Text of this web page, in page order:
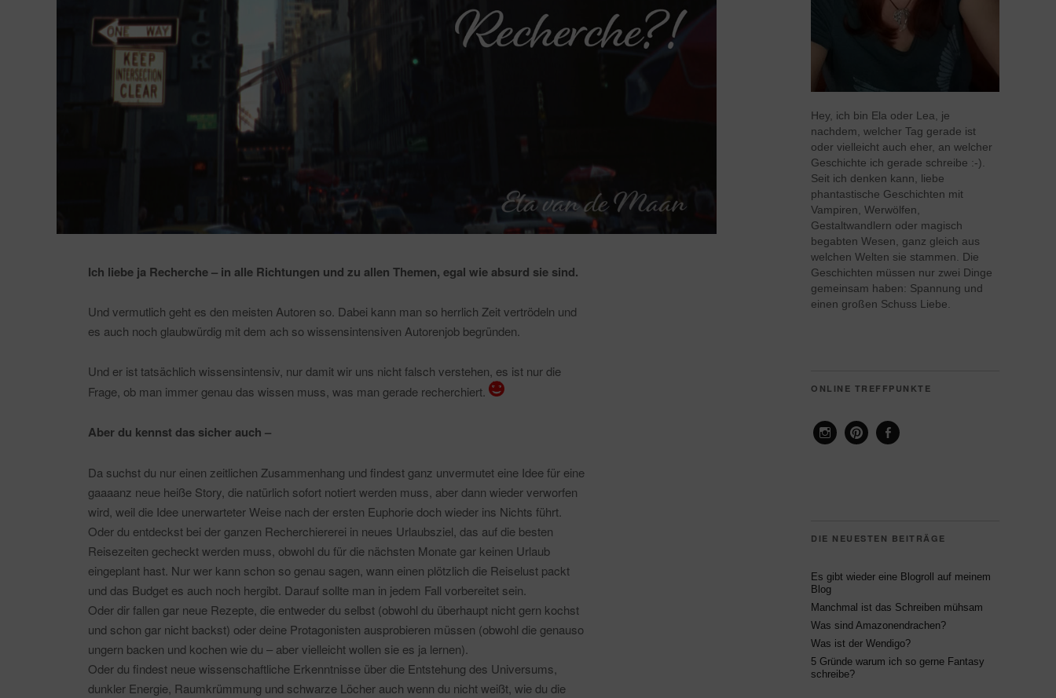
Ich liebe ja Recherche – in alle Richtungen und zu allen Themen, egal wie absurd sie sind.
Und vermutlich geht es den meisten Autoren so. Dabei kann man so herrlich Zeit vertrödeln und
es auch noch glaubwürdig mit dem ach so wissensintensiven Autorenjob begründen.
Und er ist tatsächlich wissensintensiv, nur damit wir uns nicht falsch verstehen, es ist nur die
Frage, ob man immer genau das wissen muss, was man gerade recherchiert.
Aber du kennst das sicher auch –
Da suchst du nur einen zeitlichen Zusammenhang und findest ganz unvermutet eine Idee für eine
gaaaanz neue heiße Story, die natürlich sofort notiert werden muss, aber dann wieder verworfen
wird, weil die Idee unerwarteter Weise nach der ersten Euphorie doch wieder ins Nichts führt.
Oder du entdeckst bei der ganzen Recherchiererei in neues Urlaubsziel, das auf die besten
Reisezeiten gecheckt werden muss, obwohl du für die nächsten Monate gar keinen Urlaub
eingeplant hast. Nur wer kann schon so genau sagen, wann einen plötzlich die Reiselust packt
und das Budget es auch noch hergibt. Darauf sollte man in jedem Fall vorbereitet sein.
Oder dir fallen gar neue Rezepte, die entweder du selbst (obwohl du überhaupt nicht gern kochst
und schon gar nicht backst) oder deine Protagonisten ausprobieren müssen (obwohl die genauso
ungern backen und kochen wie du – aber vielleicht wollen sie es ja lernen).
Oder du findest neue wissenschaftliche Erkenntnisse über die Entstehung des Universums,
dunkler Energie, Raumkrümmung und schwarze Löcher auch wenn du nicht weißt, wie du die
Hey, ich bin Ela oder Lea, je
nachdem, welcher Tag gerade ist
oder vielleicht auch eher, an welcher
Geschichte ich gerade schreibe :-).
Seit ich denken kann, liebe
phantastische Geschichten mit
Vampiren, Werwölfen,
Gestaltwandlern oder magisch
begabten Wesen, ganz gleich aus
welchen Welten sie stammen. Die
Geschichten müssen nur zwei Dinge
gemeinsam haben: Spannung und
einen großen Schuss Liebe.
ONLINE TREFFPUNKTE
DIE NEUESTEN BEITRÄGE
Es gibt wieder eine Blogroll auf meinem
Blog
Manchmal ist das Schreiben mühsam
Was sind Amazonendrachen?
Was ist der Wendigo?
5 Gründe warum ich so gerne Fantasy
schreibe?